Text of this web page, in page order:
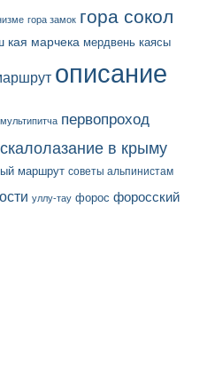
гора замок гора сокол
кая марчека мердвень каясы
описание
первопроход
скалолазание в крыму
маршрут советы альпинистам
уллу-тау форос форосский